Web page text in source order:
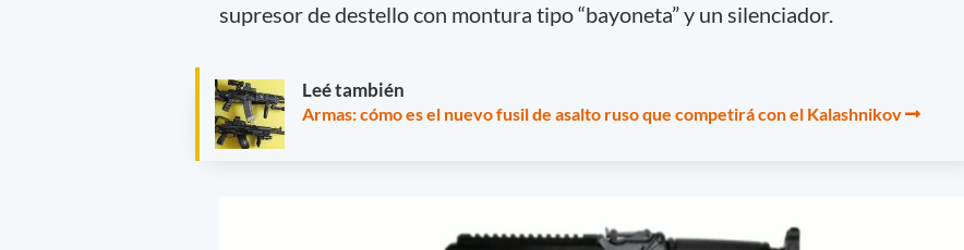
supresor de destello con montura tipo “bayoneta” y un silenciador.
Leé también
Armas: cómo es el nuevo fusil de asalto ruso que competirá con el Kalashnikov